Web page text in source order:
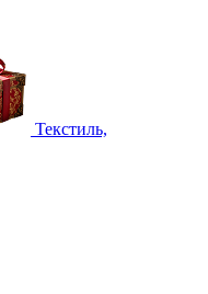
Текстиль,